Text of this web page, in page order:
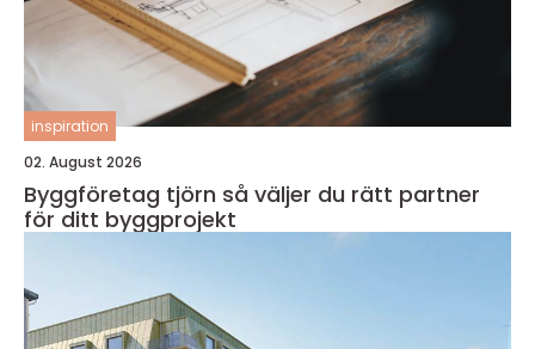
inspiration
02. August 2026
Byggföretag tjörn så väljer du rätt partner
för ditt byggprojekt